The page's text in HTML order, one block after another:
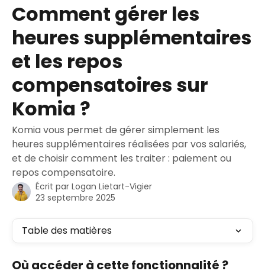
Comment gérer les
heures supplémentaires
et les repos
compensatoires sur
Komia ?
Komia vous permet de gérer simplement les
heures supplémentaires réalisées par vos salariés,
et de choisir comment les traiter : paiement ou
repos compensatoire.
Écrit par Logan Lietart-Vigier
23 septembre 2025
Table des matières
Où accéder à cette fonctionnalité ?